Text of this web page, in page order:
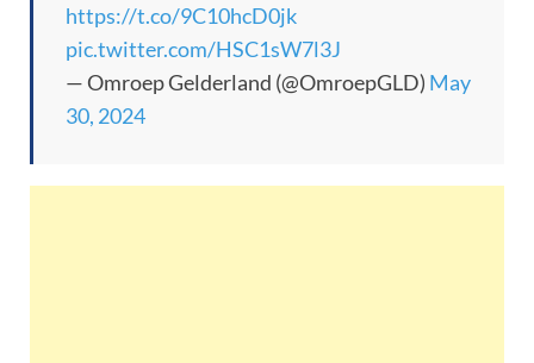
https://t.co/9C10hcD0jk
pic.twitter.com/HSC1sW7l3J
— Omroep Gelderland (@OmroepGLD) May
30, 2024